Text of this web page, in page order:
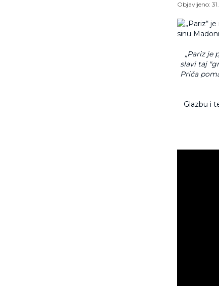
Objavljeno:
„Pariz je
slavi taj
Priča
Glazbu i